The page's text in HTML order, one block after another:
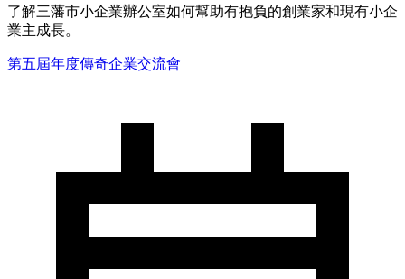
了解三藩市小企業辦公室如何幫助有抱負的創業家和現有小企
業主成長。
第五屆年度傳奇企業交流會